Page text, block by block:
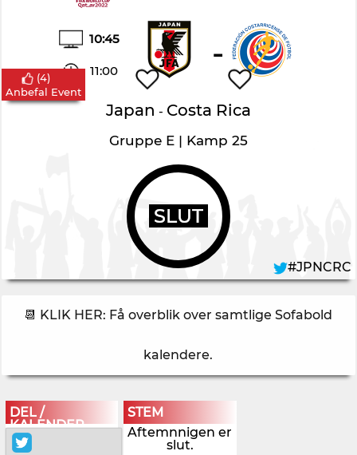
10:45
11:00 -
Japan - Costa Rica
Gruppe E | Kamp 25
SLUT
(4)
Anbefal Event
#JPNCRC
📆 KLIK HER: Få overblik over samtlige Sofabold
kalendere.
DEL /
KALENDER
STEM
Aftemnnigen er
slut.